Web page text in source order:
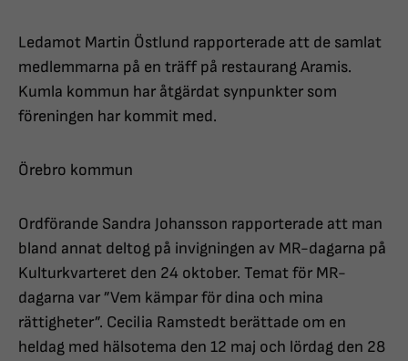
Ledamot Martin Östlund rapporterade att de samlat
medlemmarna på en träff på restaurang Aramis.
Kumla kommun har åtgärdat synpunkter som
föreningen har kommit med.
Örebro kommun
Ordförande Sandra Johansson rapporterade att man
bland annat deltog på invigningen av MR-dagarna på
Kulturkvarteret den 24 oktober. Temat för MR-
dagarna var ”Vem kämpar för dina och mina
rättigheter”. Cecilia Ramstedt berättade om en
heldag med hälsotema den 12 maj och lördag den 28